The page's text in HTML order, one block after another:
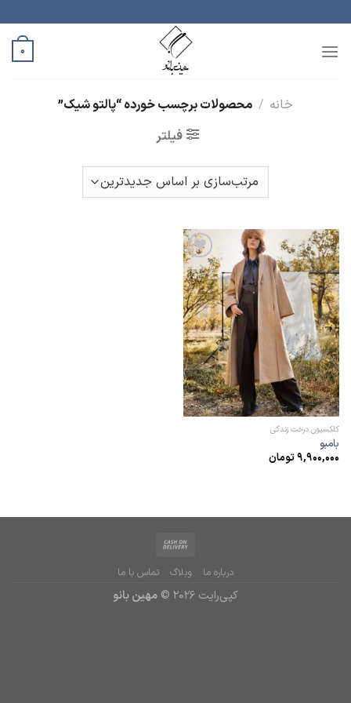
به
محتوا
0
خانه / محصولات برچسب خورده “پالتو شیک”
فیلتر
افزودن
به
علاقه
مندی
ها
کلکسیون درخت زندگی
بامبو
9,900,000تومان
درباره ما وبلاگ تماس با ما
کپی‌رایت 2026 © مهین بانو